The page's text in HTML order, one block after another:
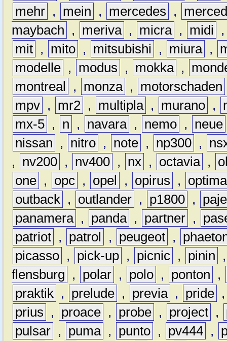
mehr , mein , mercedes ,
maybach
, meriva , micra , midi
mit , mito , mitsubishi , miura ,
modelle , modus , mokka ,
montreal
, monza , motorschaden
mpv , mr2 , multipla , murano ,
mx-5 , n , navara , nemo , neue
nissan
, nitro , note , np300 ,
,
nv200 , nv400 , nx , octavia ,
one , opc , opel , opirus ,
optima
outback , outlander , p1800 ,
panamera , panda , partner ,
patriot , patrol , peugeot ,
picasso , pick-up , picnic , pinin
flensburg
, polar , polo , ponton
,
praktik , prelude , previa , pride
prius
, proace , probe , project ,
pulsar , puma , punto , pv444 ,